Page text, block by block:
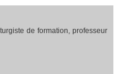
de formation, professeur